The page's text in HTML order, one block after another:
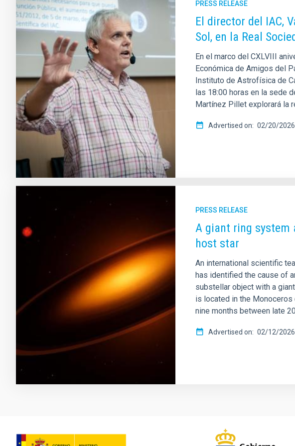
PRESS RELEASE
El director del IAC,
Sol, en la Real
En el marco del CXLVIII
Económica de Amigos del
Instituto de Astrofísica de
las 18:00 horas en la sede
Martínez Pillet explorará la
Advertised on 02/20/2026
PRESS RELEASE
A giant ring system
host star
An international scientific
has identified the cause of
substellar object with a
is located in the
nine months between late
Advertised on 02/12/